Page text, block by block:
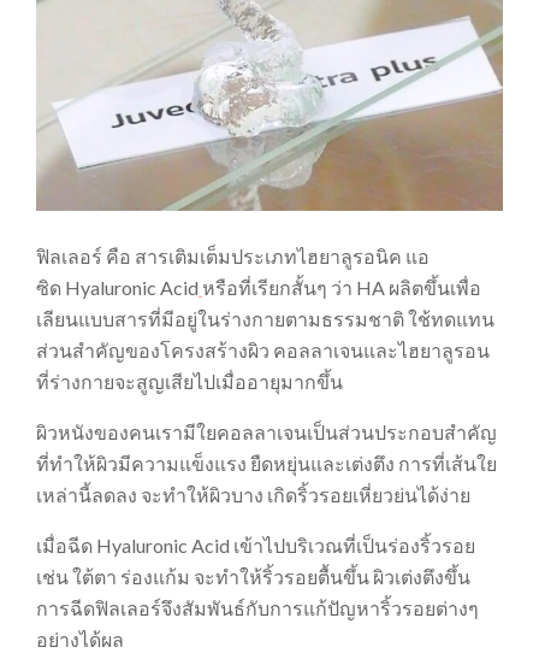
ฟิลเลอร์ คือ สารเติมเต็มประเภทไฮยาลูรอนิค แอ
ซิด Hyaluronic Acid หรือที่เรียกสั้นๆ ว่า HA ผลิตขึ้นเพื่อ
เลียนแบบสารที่มีอยู่ในร่างกายตามธรรมชาติ ใช้ทดแทน
ส่วนสำคัญของโครงสร้างผิว คอลลาเจนและไฮยาลูรอน
ที่ร่างกายจะสูญเสียไปเมื่ออายุมากขึ้น
ผิวหนังของคนเรามีใยคอลลาเจนเป็นส่วนประกอบสำคัญ
ที่ทำให้ผิวมีความแข็งแรง ยืดหยุ่นและเต่งตึง การที่เส้นใย
เหล่านี้ลดลง จะทำให้ผิวบาง เกิดริ้วรอยเหี่ยวย่นได้ง่าย
เมื่อฉีด Hyaluronic Acid เข้าไปบริเวณที่เป็นร่องริ้วรอย
เช่น ใต้ตา ร่องแก้ม จะทำให้ริ้วรอยตื้นขึ้น ผิวเต่งตึงขึ้น
การฉีดฟิลเลอร์จึงสัมพันธ์กับการแก้ปัญหาริ้วรอยต่างๆ
อย่างได้ผล